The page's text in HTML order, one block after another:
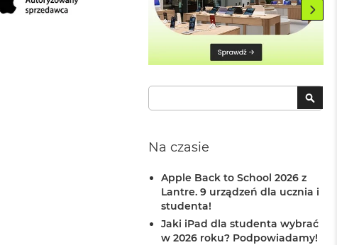
Szukaj
Na czasie
Apple Back to School 2026 z
Lantre. 9 urządzeń dla ucznia i
studenta!
Jaki iPad dla studenta wybrać
w 2026 roku? Podpowiadamy!